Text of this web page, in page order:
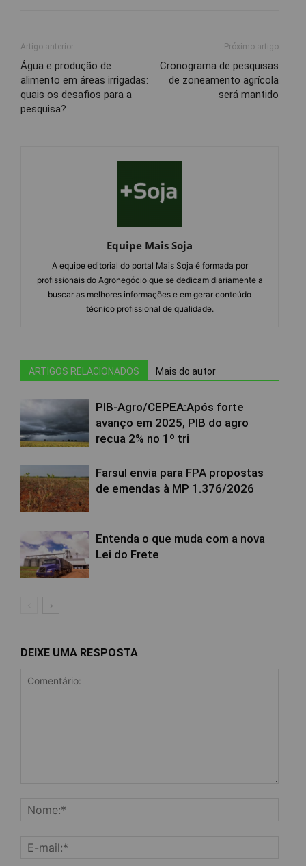
Artigo anterior
Água e produção de
alimento em áreas irrigadas:
quais os desafios para a
pesquisa?
Próximo artigo
Cronograma de pesquisas
de zoneamento agrícola
será mantido
Equipe Mais Soja
A equipe editorial do portal Mais Soja é formada por
profissionais do Agronegócio que se dedicam diariamente a
buscar as melhores informações e em gerar conteúdo
técnico profissional de qualidade.
ARTIGOS RELACIONADOS Mais do autor
PIB-Agro/CEPEA:Após forte
avanço em 2025, PIB do agro
recua 2% no 1º tri
Farsul envia para FPA propostas
de emendas à MP 1.376/2026
Entenda o que muda com a nova
Lei do Frete
DEIXE UMA RESPOSTA